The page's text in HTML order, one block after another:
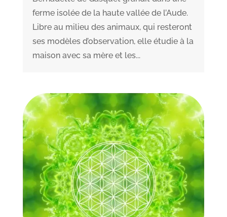
ferme isolée de la haute vallée de l’Aude.
Libre au milieu des animaux, qui resteront
ses modèles d’observation, elle étudie à la
maison avec sa mère et les...